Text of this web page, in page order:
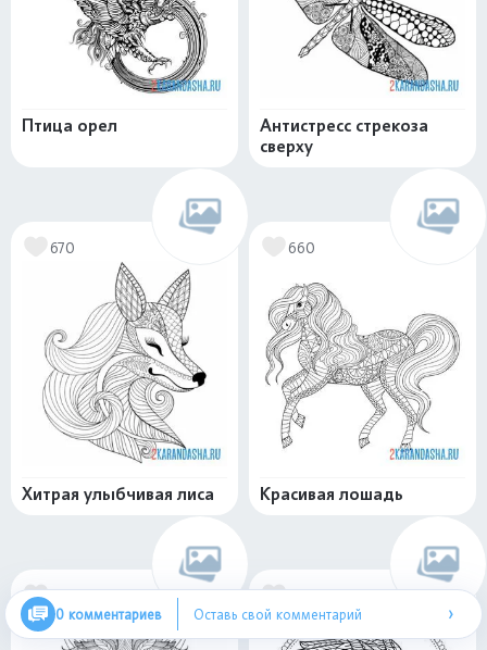
Птица орел
Антистресс стрекоза
сверху
670
Хитрая улыбчивая лиса
660
Красивая лошадь
470 636
0 комментариев Оставь свой комментарий ›